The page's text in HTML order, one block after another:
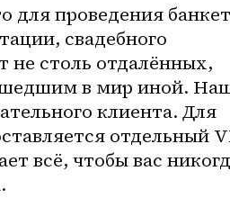
для проведения
свадебного
не столь отдалённых,
в мир иной.
клиента. Для
отдельный
всё, чтобы вас